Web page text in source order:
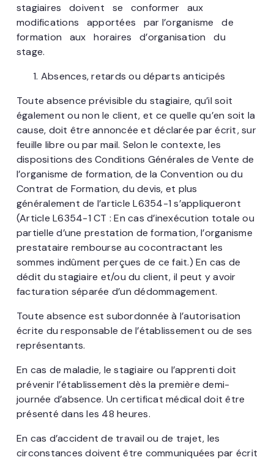
stagiaires doivent se conformer aux
modifications apportées par l’organisme de
formation aux horaires d’organisation du
stage.
Absences, retards ou départs anticipés
Toute absence prévisible du stagiaire, qu’il soit
également ou non le client, et ce quelle qu’en soit la
cause, doit être annoncée et déclarée par écrit, sur
feuille libre ou par mail. Selon le contexte, les
dispositions des Conditions Générales de Vente de
l’organisme de formation, de la Convention ou du
Contrat de Formation, du devis, et plus
généralement de l’article L6354-1 s’appliqueront
(Article L6354-1 CT : En cas d’inexécution totale ou
partielle d’une prestation de formation, l’organisme
prestataire rembourse au cocontractant les
sommes indûment perçues de ce fait.) En cas de
dédit du stagiaire et/ou du client, il peut y avoir
facturation séparée d’un dédommagement.
Toute absence est subordonnée à l’autorisation
écrite du responsable de l’établissement ou de ses
représentants.
En cas de maladie, le stagiaire ou l’apprenti doit
prévenir l’établissement dès la première demi-
journée d’absence. Un certificat médical doit être
présenté dans les 48 heures.
En cas d’accident de travail ou de trajet, les
circonstances doivent être communiquées par écrit